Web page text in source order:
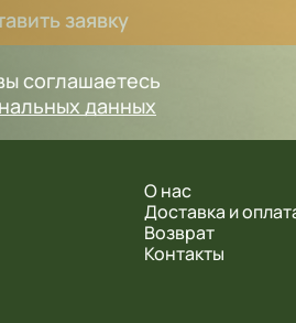
заявку
соглашаетесь
данных
О нас
Доставка и
Возврат
Контакты